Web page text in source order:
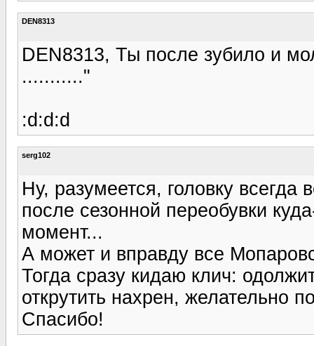
DEN8313
DEN8313, Ты после зубило и
..........."
:d:d:d
serg102
Ну, разумеется, головку
после сезонной переобувки
момент...
А может и вправду все
Тогда сразу кидаю клич:
открутить нахрен, желательно
Спасибо!